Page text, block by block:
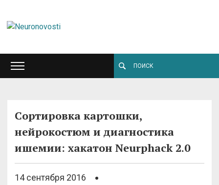
Сортировка картошки,
нейрокостюм и диагностика
ишемии: хакатон Neurphack 2.0
14 сентября 2016